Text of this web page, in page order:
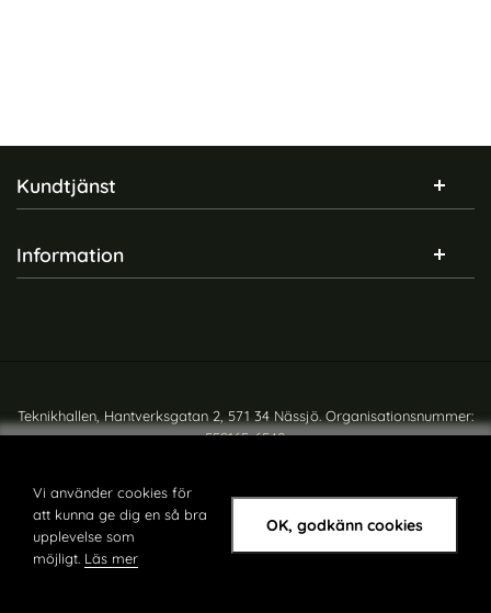
Vi använder cookies för
att kunna ge dig en så bra
upplevelse som
möjligt. Läs mer
OK, godkänn cookies
Sidfot Blandad info och länkar
Kundtjänst
Information
Teknikhallen, Hantverksgatan 2, 571 34 Nässjö. Organisationsnummer:
559165-6540